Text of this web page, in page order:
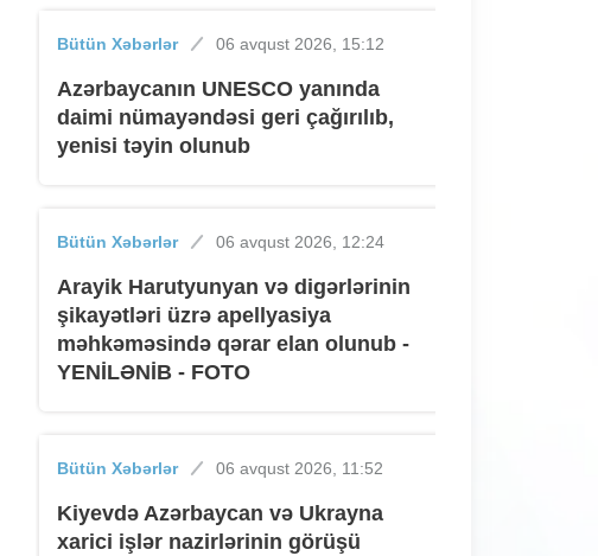
Bütün Xəbərlər 06 avqust 2026, 15:12
Azərbaycanın UNESCO yanında
daimi nümayəndəsi geri çağırılıb,
yenisi təyin olunub
Bütün Xəbərlər 06 avqust 2026, 12:24
Arayik Harutyunyan və digərlərinin
şikayətləri üzrə apellyasiya
məhkəməsində qərar elan olunub -
YENİLƏNİB - FOTO
Bütün Xəbərlər 06 avqust 2026, 11:52
Kiyevdə Azərbaycan və Ukrayna
xarici işlər nazirlərinin görüşü